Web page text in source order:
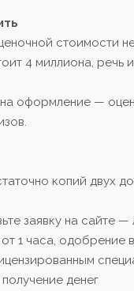
стоимости
4 миллиона, речь
оформление —
копий двух
заявку на сайте
1 часа, одобрение
денег